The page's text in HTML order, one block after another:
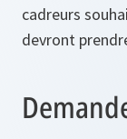
cadreurs
devront